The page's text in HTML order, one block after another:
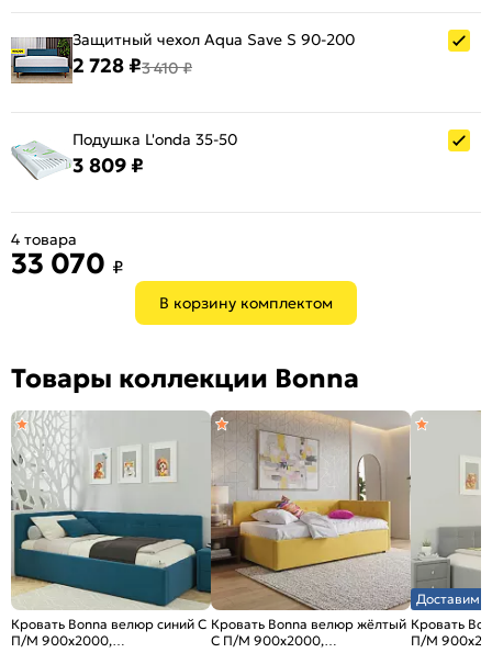
Защитный чехол Aqua Save S 90-200
2 728 ₽3 410 ₽
Подушка L'onda 35-50
3 809 ₽
В корзину комплектом
4 товара
33 070 ₽
Товары коллекции Bonna
Кровать Bonna велюр синий С
П/М 900x2000,
Кровать Bonna велюр жёлтый
С П/М 900x2000,
Доставим
Кровать
П/М